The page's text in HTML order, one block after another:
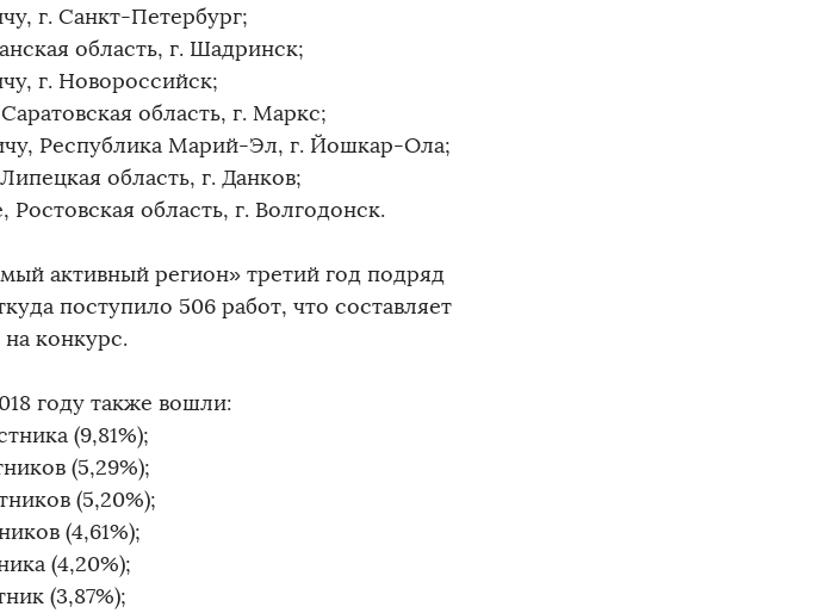
г. Санкт-Петербург;
область, г. Шадринск;
г. Новороссийск;
область, г. Маркс;
Республика Марий-Эл, г. Йошкар-Ола;
область, г. Данков;
область, г. Волгодонск.
активный регион» третий год подряд
поступило 506 работ, что составляет
конкурс.
году также вошли:
(9,81%);
(5,29%);
(5,20%);
(4,61%);
(4,20%);
(3,87%);